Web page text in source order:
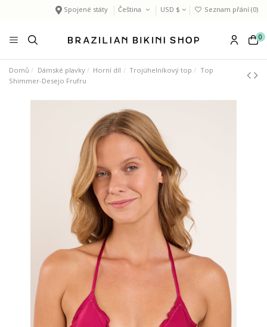
Spojené státy Čeština USD $ Seznam přání (0)
0
Domů Dámské plavky Horní díl Trojúhelníkový top
Top
Shimmer-Desejo Frufru